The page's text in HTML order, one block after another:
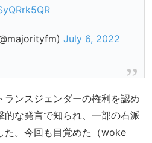
July 6, 2022
ランスジェンダーの権利を認め
的な発言で知られ、一部の右派
た。今回も目覚めた（woke